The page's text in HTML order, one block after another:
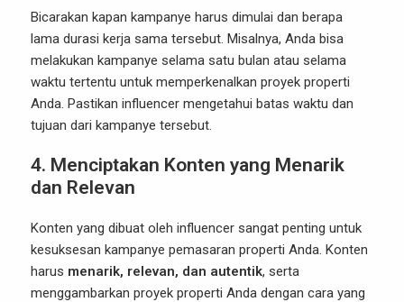
Bicarakan kapan kampanye harus dimulai dan berapa
lama durasi kerja sama tersebut. Misalnya, Anda bisa
melakukan kampanye selama satu bulan atau selama
waktu tertentu untuk memperkenalkan proyek properti
Anda. Pastikan influencer mengetahui batas waktu dan
tujuan dari kampanye tersebut.
4. Menciptakan Konten yang Menarik
dan Relevan
Konten yang dibuat oleh influencer sangat penting untuk
kesuksesan kampanye pemasaran properti Anda. Konten
harus menarik, relevan, dan autentik, serta
menggambarkan proyek properti Anda dengan cara yang